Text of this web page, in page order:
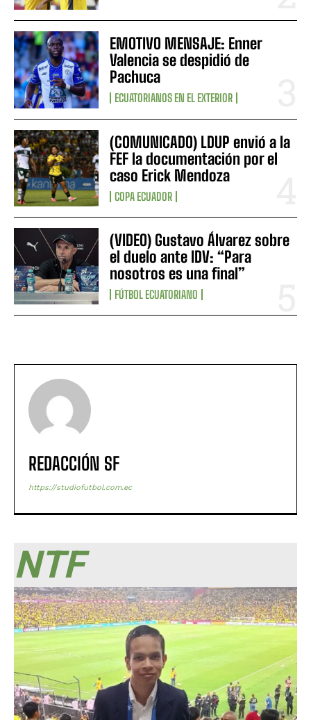
EMOTIVO MENSAJE: Enner
Valencia se despidió de
Pachuca
ECUATORIANOS EN EL EXTERIOR
(COMUNICADO) LDUP envió a la
FEF la documentación por el
caso Erick Mendoza
COPA ECUADOR
(VIDEO) Gustavo Álvarez sobre
el duelo ante IDV: “Para
nosotros es una final”
FÚTBOL ECUATORIANO
REDACCIÓN SF
https://studiofutbol.com.ec
NTF